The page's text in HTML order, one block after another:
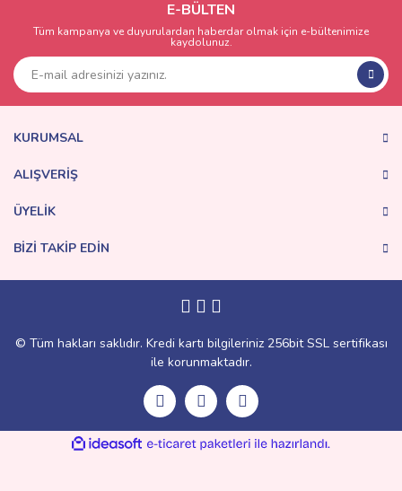
E-BÜLTEN
Tüm kampanya ve duyurulardan haberdar olmak için e-bültenimize
kaydolunuz.
KURUMSAL
ALIŞVERİŞ
ÜYELİK
BİZİ TAKİP EDİN
© Tüm hakları saklıdır. Kredi kartı bilgileriniz 256bit SSL sertifikası
ile korunmaktadır.
ideasoft
e-